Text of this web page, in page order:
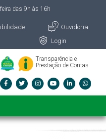
das 9h às 16h
Ouvidoria
Login
Transparência e
Prestação de Contas